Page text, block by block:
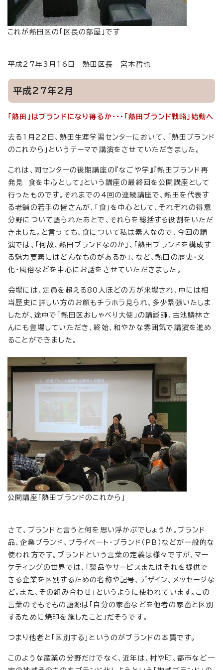
これが熱田区の「区長の部屋」です
平成27年3月16日 熱田区長 宮木哲也
平成27年2月
「熱田」はブランドになり得るか・・・「熱田ブランド戦略」始動へ
去る1月22日、熱田生涯学習センターにおいて、「熱田ブランド
のこれから」というテーマで講演をさせていただきました。
これは、同センターの後期講座の『なごや学』『熱田ブランド再
発見 食を中心として』という講座の最終回を公開講座として
行ったものです。それまでの4回の連続講座で、熱田を代表す
る老舗の若手の皆さんが、「食」を中心として、それぞれの得意
分野について語られたあとで、それらを総括する役割をいただ
きました。と言っても、食について私は素人なので、今回の講
演では、「何故、熱田ブランドなのか」、「熱田ブランドを構成す
る魅力要素にはどんなものがあるか」、など、熱田の歴史・文
化・風俗などを中心にお話をさせていただきました。
会場には、定員を超える80人ほどの方が来場され、中には相
当歴史に詳しい方のお顔もチラホラ見られ、多少緊張いたしま
したが、途中で「熱田区おしゃべり大使」の講談師、古池鱗林さ
んにも登場していただき、終始、和やかな雰囲気で講演を進め
ることができました。
公開講座「熱田ブランドのこれから」
さて、ブランドと言うと何を思い浮かぶでしょうか。ブランド
品、企業ブランド、プライベート・ブランド（PB）などが一般的な
使われ方です。ブランドという言葉の定義は様々ですが、マー
ケティングの世界では、「製品やサービスまたはそれを提供で
きる企業を区別するための名称や記号、デザイン、メッセージな
ど。また、その組み合わせ」というように使われています。この
言葉のそもそもの語源は「自分の家畜などを他者の家畜と区別
するために焼印を施したこと」だそうです。
つまり他者と「区別する」というのがブランドの本質です。
このような産業の分野だけでなく、近年は、村や町、都市など一